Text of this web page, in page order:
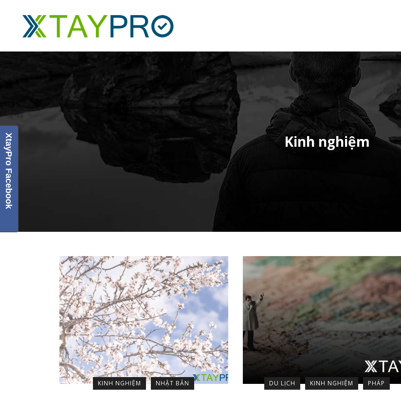
Kinh nghiệm
KINH NGHIỆM NHẬT BẢN DU LỊCH KINH NGHIỆM PHÁP
XtayPro Facebook